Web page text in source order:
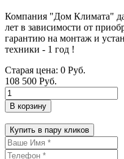
Компания "Дом Климата"
лет в зависимости от
гарантию на монтаж и
техники - 1 год !
Старая цена: 0 Руб.
108 500 Руб.
В корзину
Купить в пару кликов